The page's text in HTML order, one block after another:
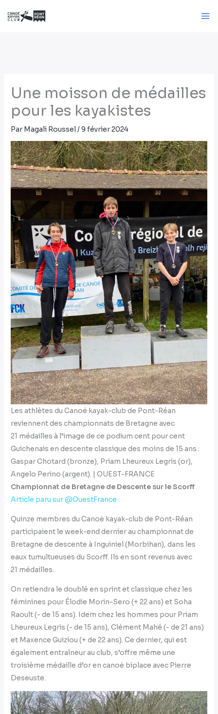
Une moisson de médailles
pour les kayakistes
Par Magali Roussel /9 février 2024
Les athlètes du Canoë kayak-club de Pont-Réan
reviennent des championnats de Bretagne avec
21 médailles à l’image de ce podium cent pour cent
Guichenais en descente classique des moins de 15 ans :
Gaspar Chotard (bronze), Priam Lheureux Legris (or),
Angelo Perino (argent). | OUEST-FRANCE
Championnat de Bretagne de Descente sur le Scorff
Article paru sur @OuestFrance
Quinze membres du Canoë kayak-club de Pont-Réan
participaient le week-end dernier au championnat de
Bretagne de descente à Inguiniel (Morbihan), dans les
eaux tumultueuses du Scorff. Ils en sont revenus avec
21 médailles.
On retiendra le doublé en sprint et classique chez les
féminines pour Élodie Morin-Sero (+ 22 ans) et Soha
Raoult (- de 15 ans). Idem chez les hommes pour Priam
Lheureux Legris (- de 15 ans), Clément Mahé (- de 21 ans)
et Maxence Guiziou (+ de 22 ans). Ce dernier, qui est
également entraîneur au club, s’offre même une
troisième médaille d’or en canoë biplace avec Pierre
Deseuste.